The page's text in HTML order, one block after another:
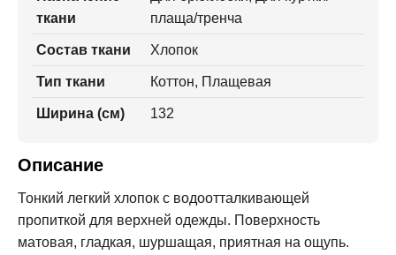
ткани
плаща/тренча
Состав ткани Хлопок
Тип ткани Коттон, Плащевая
Ширина (см) 132
Описание
Тонкий легкий хлопок с водоотталкивающей
пропиткой для верхней одежды. Поверхность
матовая, гладкая, шуршащая, приятная на ощупь.